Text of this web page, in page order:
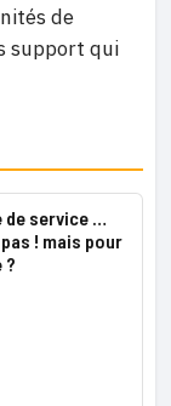
de
support qui
de service …
! mais pour
?